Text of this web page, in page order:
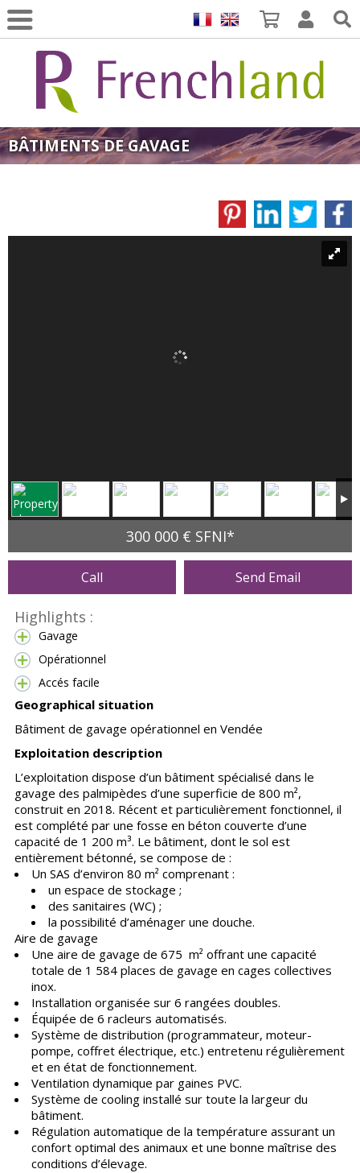
BÂTIMENTS DE GAVAGE
300 000 € SFNI*
Call Send Email
Highlights :
Gavage
Opérationnel
Accés facile
Geographical situation
Bâtiment de gavage opérationnel en Vendée
Exploitation description
L’exploitation dispose d’un bâtiment spécialisé dans le
gavage des palmipèdes d’une superficie de 800 m²,
construit en 2018. Récent et particulièrement fonctionnel, il
est complété par une fosse en béton couverte d’une
capacité de 1 200 m³. Le bâtiment, dont le sol est
entièrement bétonné, se compose de :
Un SAS d’environ 80 m² comprenant :
un espace de stockage ;
des sanitaires (WC) ;
la possibilité d’aménager une douche.
Aire de gavage
Une aire de gavage de 675 m² offrant une capacité
totale de 1 584 places de gavage en cages collectives
inox.
Installation organisée sur 6 rangées doubles.
Équipée de 6 racleurs automatisés.
Système de distribution (programmateur, moteur-
pompe, coffret électrique, etc.) entretenu régulièrement
et en état de fonctionnement.
Ventilation dynamique par gaines PVC.
Système de cooling installé sur toute la largeur du
bâtiment.
Régulation automatique de la température assurant un
confort optimal des animaux et une bonne maîtrise des
conditions d’élevage.